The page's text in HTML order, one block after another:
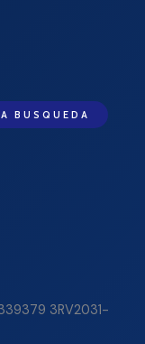
BUSQUEDA
3RV2031-